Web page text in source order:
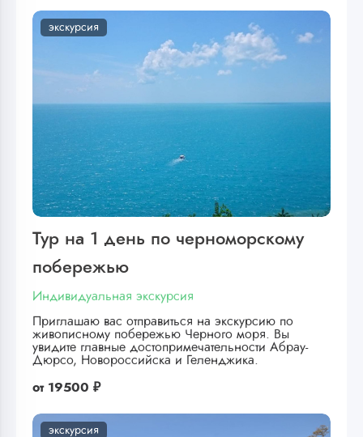
экскурсия
Тур на 1 день по черноморскому
побережью
Индивидуальная экскурсия
Приглашаю вас отправиться на экскурсию по
живописному побережью Черного моря. Вы
увидите главные достопримечательности Абрау-
Дюрсо, Новороссийска и Геленджика.
от 19500 ₽
экскурсия